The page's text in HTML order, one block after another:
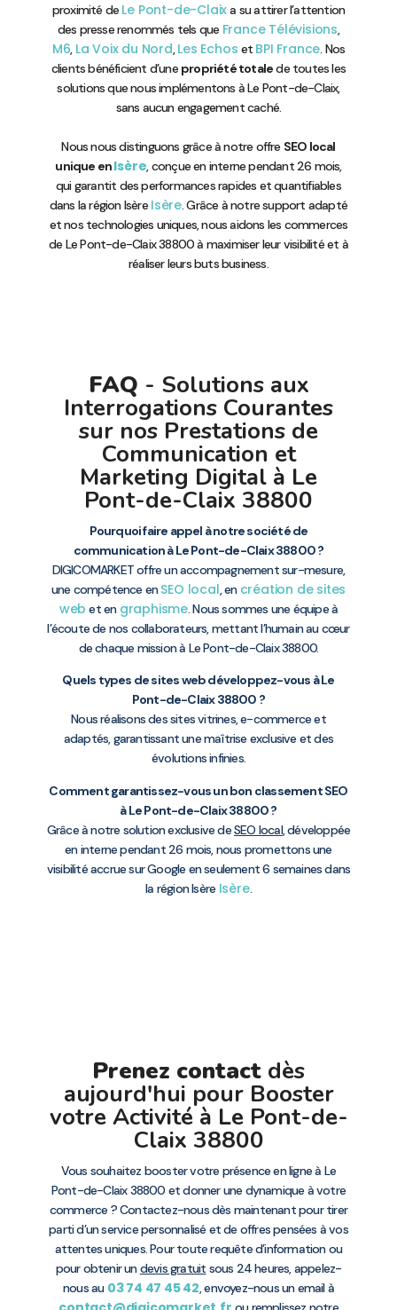
proximité de Le Pont-de-Claixa su attirer l’attention
des presse renommés tels que France Télévisions,
M6, La Voix du Nord,Les Echos et BPI France. Nos
clients bénéficient d’une propriété totalede toutes les
solutions que nous implémentons à Le Pont-de-Claix,
sans aucun engagement caché.
Nous nous distinguons grâce à notre offre SEO local
unique enIsère, conçue en interne pendant 26 mois,
qui garantit des performances rapides et quantifiables
dans la région Isère Isère. Grâce à notre support adapté
et nos technologies uniques, nous aidons les commerces
de Le Pont-de-Claix 38800 à maximiser leur visibilité et à
réaliser leurs buts business.
FAQ - Solutions aux
Interrogations Courantes
sur nos Prestations de
Communication et
Marketing Digital à Le
Pont-de-Claix 38800
Pourquoi faire appel à notre société de
communication à Le Pont-de-Claix 38800 ?
DIGICOMARKET offre un accompagnement sur-mesure,
une compétence enSEO local, en création de sites
web et en graphisme. Nous sommes une équipe à
l’écoute de nos collaborateurs, mettant l’humain au cœur
de chaque mission à Le Pont-de-Claix 38800.
Quels types de sites web développez-vous à Le
Pont-de-Claix 38800 ?
Nous réalisons des sites vitrines, e-commerce et
adaptés, garantissant une maîtrise exclusive et des
évolutions infinies.
Comment garantissez-vous un bon classement SEO
à Le Pont-de-Claix 38800 ?
Grâce à notre solution exclusive deSEO local, développée
en interne pendant 26 mois, nous promettons une
visibilité accrue sur Google en seulement 6 semaines dans
la région Isère Isère.
Prenez contact dès
aujourd'hui pour Booster
votre Activité à Le Pont-de-
Claix 38800
Vous souhaitez booster votre présence en ligne à Le
Pont-de-Claix 38800 et donner une dynamique à votre
commerce ? Contactez-nous dès maintenant pour tirer
parti d’un service personnalisé et de offres pensées à vos
attentes uniques. Pour toute requête d’information ou
pour obtenir undevis gratuit sous 24 heures, appelez-
nous au 03 74 47 45 42, envoyez-nous un email à